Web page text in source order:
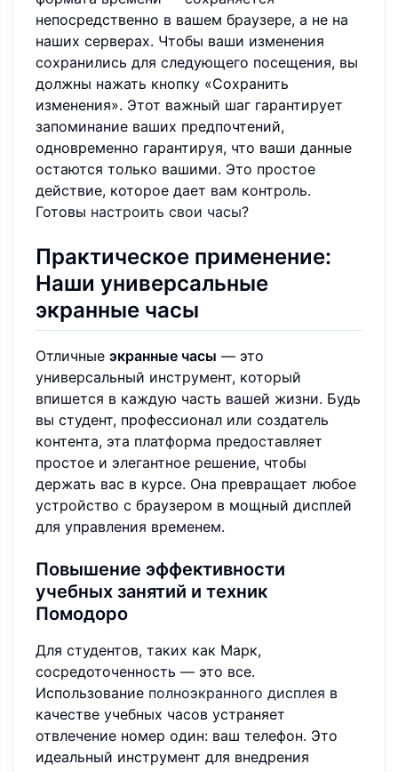
непосредственно в вашем браузере, а не на
наших серверах. Чтобы ваши изменения
сохранились для следующего посещения, вы
должны нажать кнопку «Сохранить
изменения». Этот важный шаг гарантирует
запоминание ваших предпочтений,
одновременно гарантируя, что ваши данные
остаются только вашими. Это простое
действие, которое дает вам контроль.
Готовы настроить свои часы?
Практическое применение:
Наши универсальные
экранные часы
Отличные экранные часы — это
универсальный инструмент, который
впишется в каждую часть вашей жизни. Будь
вы студент, профессионал или создатель
контента, эта платформа предоставляет
простое и элегантное решение, чтобы
держать вас в курсе. Она превращает любое
устройство с браузером в мощный дисплей
для управления временем.
Повышение эффективности
учебных занятий и техник
Помодоро
Для студентов, таких как Марк,
сосредоточенность — это все.
Использование полноэкранного дисплея в
качестве учебных часов устраняет
отвлечение номер один: ваш телефон. Это
идеальный инструмент для внедрения